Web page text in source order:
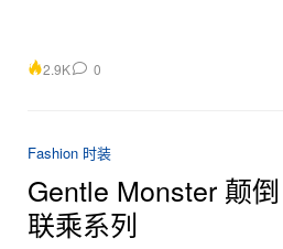
2.9K 0
Fashion 时装
Gentle Monster 颠
联乘系列